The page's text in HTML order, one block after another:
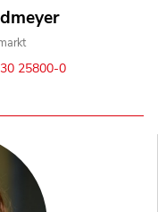
25800-0